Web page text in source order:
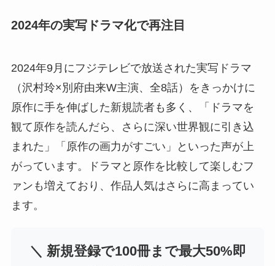
2024年の実写ドラマ化で再注目
2024年9月にフジテレビで放送された実写ドラマ
（沢村玲×別府由来W主演、全8話）をきっかけに
原作に手を伸ばした新規読者も多く、「ドラマを
観て原作を読んだら、さらに深い世界観に引き込
まれた」「原作の画力がすごい」といった声が上
がっています。ドラマと原作を比較して楽しむフ
ァンも増えており、作品人気はさらに高まってい
ます。
＼ 新規登録で100冊まで最大50%即